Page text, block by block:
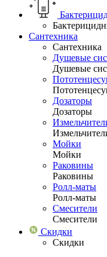
Сантехника
Сантехника
Душевые
Душевые
Дозаторы
Дозаторы
Мойки
Мойки
Раковины
Раковины
Ролл-маты
Ролл-маты
Смесители
Смесители
Скидки
Скидки